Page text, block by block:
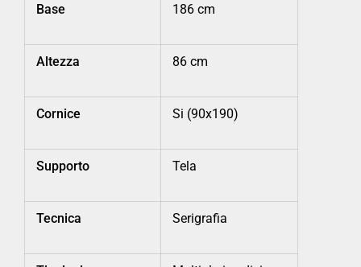
Base 186 cm
Altezza 86 cm
Cornice Si (90x190)
Supporto Tela
Tecnica Serigrafia